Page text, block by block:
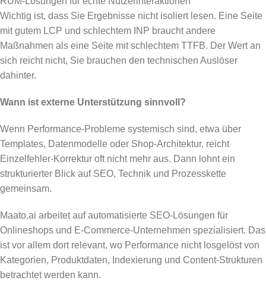
Wichtig ist, dass Sie Ergebnisse nicht isoliert lesen. Eine Seite
mit gutem LCP und schlechtem INP braucht andere
Maßnahmen als eine Seite mit schlechtem TTFB. Der Wert an
sich reicht nicht, Sie brauchen den technischen Auslöser
dahinter.
Wann ist externe Unterstützung sinnvoll?
Wenn Performance-Probleme systemisch sind, etwa über
Templates, Datenmodelle oder Shop-Architektur, reicht
Einzelfehler-Korrektur oft nicht mehr aus. Dann lohnt ein
strukturierter Blick auf SEO, Technik und Prozesskette
gemeinsam.
Maato.ai arbeitet auf automatisierte SEO-Lösungen für
Onlineshops und E-Commerce-Unternehmen spezialisiert. Das
ist vor allem dort relevant, wo Performance nicht losgelöst von
Kategorien, Produktdaten, Indexierung und Content-Strukturen
betrachtet werden kann.